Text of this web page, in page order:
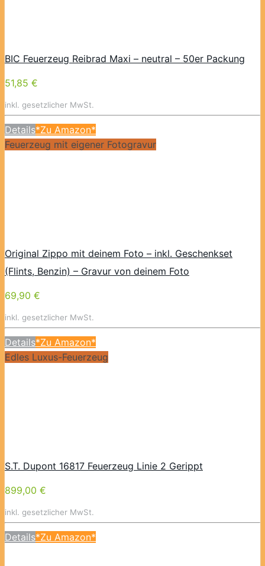
BIC Feuerzeug Reibrad Maxi – neutral – 50er Packung
51,85 €
inkl. gesetzlicher MwSt.
Details*Zu Amazon*
Feuerzeug mit eigener Fotogravur
Original Zippo mit deinem Foto – inkl. Geschenkset
(Flints, Benzin) – Gravur von deinem Foto
69,90 €
inkl. gesetzlicher MwSt.
Details*Zu Amazon*
Edles Luxus-Feuerzeug
S.T. Dupont 16817 Feuerzeug Linie 2 Gerippt
899,00 €
inkl. gesetzlicher MwSt.
Details*Zu Amazon*